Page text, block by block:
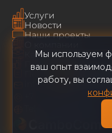
+7 (495) 128-49-29
Карьера
Политика
Услуги
Новости
Наши проекты
Мы используем
ваш опыт
работу, вы
Наши
ручной труд